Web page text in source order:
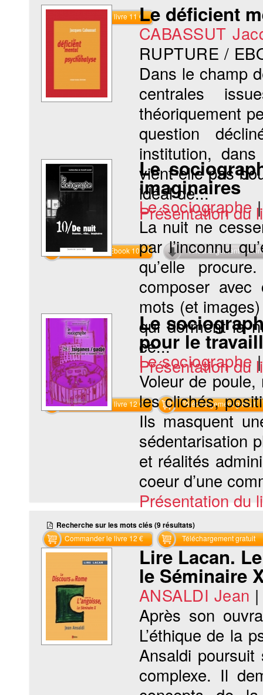
Commander le livre 11 €Le déficient
CABASSUT
RUPTURE /
Dans le champ
centrales
théoriquement
question
institution,
vient-elle pas
idéal de...
Présentation du
Commander l'Ebook 10.4 € Téléchargement
Le
imaginaires
Le sociographe
La nuit ne
par l’inconnu
qu’elle
composer
mots (et
qui dorment la
ce...
Présentation du
Commander le livre 12 € Téléchargement gratuit
Le
pour le
Le sociographe
Voleur de
les clichés,
Ils masquent
sédentarisation
et réalités
coeur d’une
Présentation du
Commander le livre 12 € Téléchargement gratuit
Recherche sur les mots clés (9 résultats)
Lire Lacan.
le Séminaire
ANSALDI Jean
Après son
L’éthique de la
Ansaldi
complexe. Il